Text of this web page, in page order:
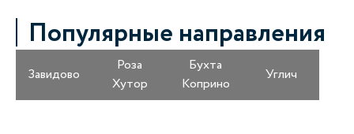
Популярные направления
Завидово
Роза
Хутор
Бухта
Коприно
Углич